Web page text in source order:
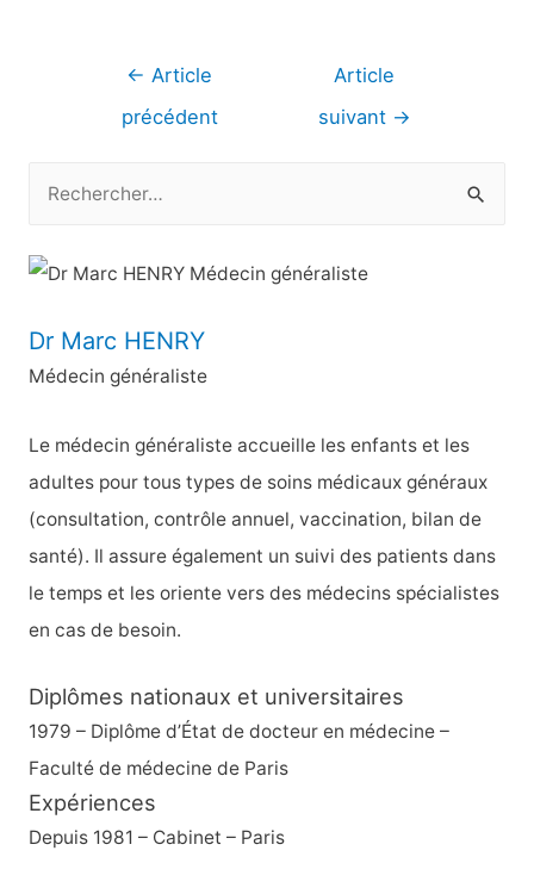
Navigation
← Article
précédent
Article
suivant →
c
e
r
h
e
r
:
Dr Marc HENRY
Médecin généraliste
Le médecin généraliste accueille les enfants et les
adultes pour tous types de soins médicaux généraux
(consultation, contrôle annuel, vaccination, bilan de
santé). Il assure également un suivi des patients dans
le temps et les oriente vers des médecins spécialistes
en cas de besoin.
Diplômes nationaux et universitaires
1979 – Diplôme d’État de docteur en médecine –
Faculté de médecine de Paris
Expériences
Depuis 1981 – Cabinet – Paris